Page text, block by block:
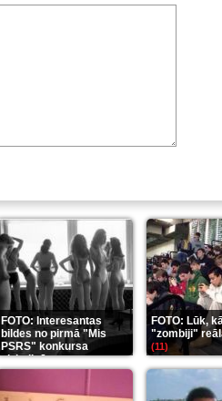
FOTO: Interesantas
bildes no pirmā "Mis
PSRS" konkursa
aizkulisēm(12)
FOTO: Lūk,
"zombiji"
(11)